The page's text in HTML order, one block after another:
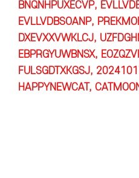
BNQNHPUXECVP,
EVLLVDBSOANP,
DXEVXXVWKLCJ,
EBPRGYUWBNSX,
FULSGDTXKGSJ,
HAPPYNEWCAT,